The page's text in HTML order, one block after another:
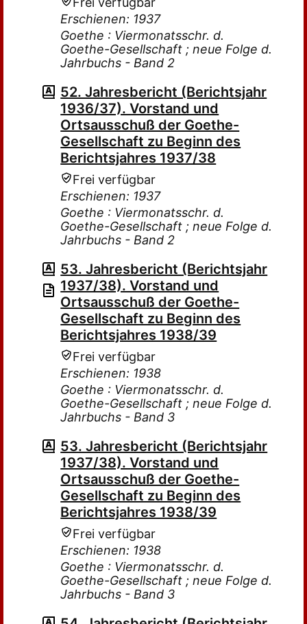
Erschienen: 1937
Goethe : Viermonatsschr. d.
Goethe-Gesellschaft ; neue Folge d.
Jahrbuchs - Band 2
52. Jahresbericht (Berichtsjahr
1936/37). Vorstand und
Ortsausschuß der Goethe-
Gesellschaft zu Beginn des
Berichtsjahres 1937/38
Frei verfügbar
Erschienen: 1937
Goethe : Viermonatsschr. d.
Goethe-Gesellschaft ; neue Folge d.
Jahrbuchs - Band 2
53. Jahresbericht (Berichtsjahr
1937/38). Vorstand und
Ortsausschuß der Goethe-
Gesellschaft zu Beginn des
Berichtsjahres 1938/39
Frei verfügbar
Erschienen: 1938
Goethe : Viermonatsschr. d.
Goethe-Gesellschaft ; neue Folge d.
Jahrbuchs - Band 3
53. Jahresbericht (Berichtsjahr
1937/38). Vorstand und
Ortsausschuß der Goethe-
Gesellschaft zu Beginn des
Berichtsjahres 1938/39
Frei verfügbar
Erschienen: 1938
Goethe : Viermonatsschr. d.
Goethe-Gesellschaft ; neue Folge d.
Jahrbuchs - Band 3